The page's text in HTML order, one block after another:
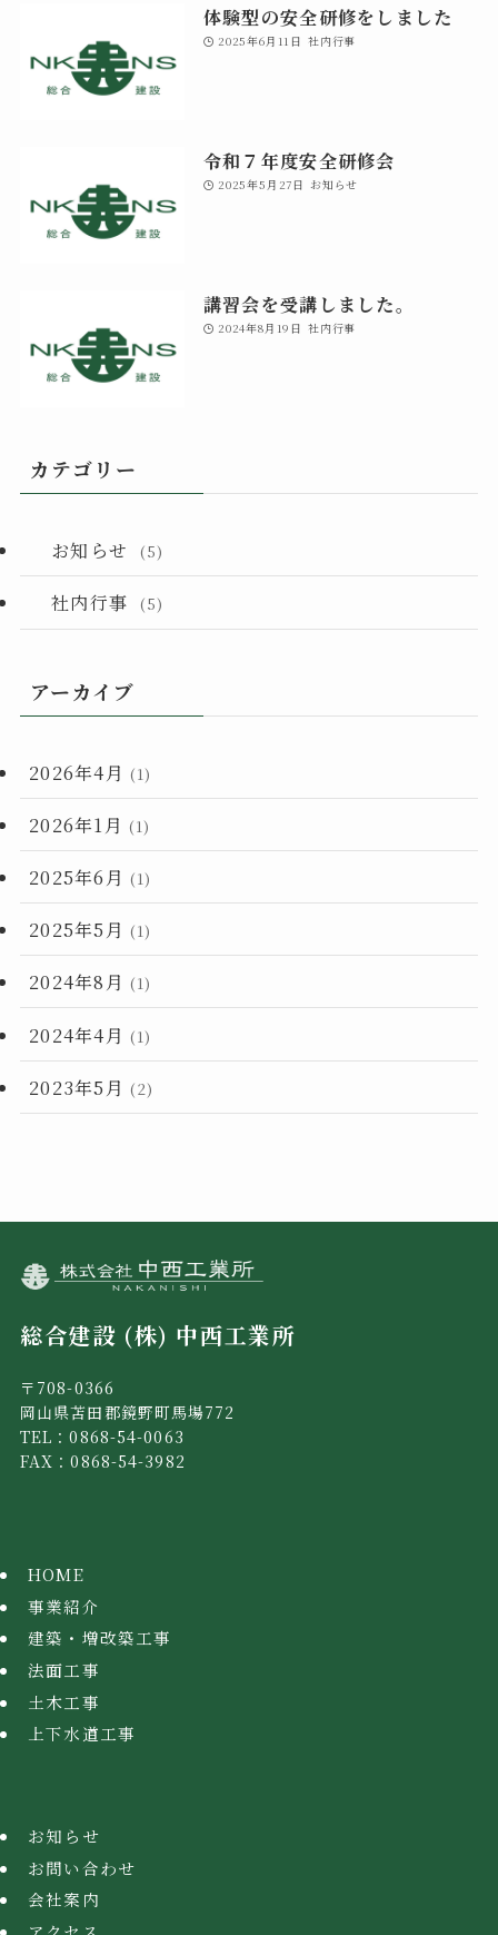
体験型の安全研修をしました
2025年6月11日 社内行事
令和７年度安全研修会
2025年5月27日 お知らせ
講習会を受講しました。
2024年8月19日 社内行事
カテゴリー
お知らせ (5)
社内行事 (5)
アーカイブ
2026年4月 (1)
2026年1月 (1)
2025年6月 (1)
2025年5月 (1)
2024年8月 (1)
2024年4月 (1)
2023年5月 (2)
総合建設 (株) 中西工業所
〒708-0366
岡山県苫田郡鏡野町馬場772
TEL：0868-54-0063
FAX：0868-54-3982
HOME
事業紹介
建築・増改築工事
法面工事
土木工事
上下水道工事
お知らせ
お問い合わせ
会社案内